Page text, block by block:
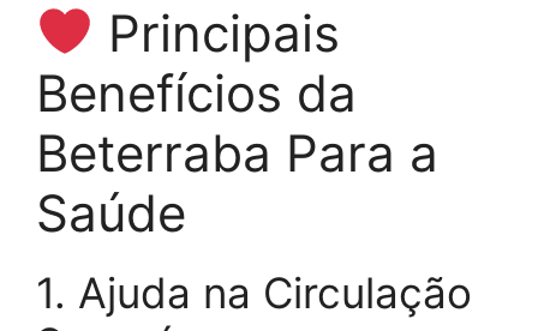
Principais
Benefícios da
Beterraba Para a
Saúde
1. Ajuda na Circulação